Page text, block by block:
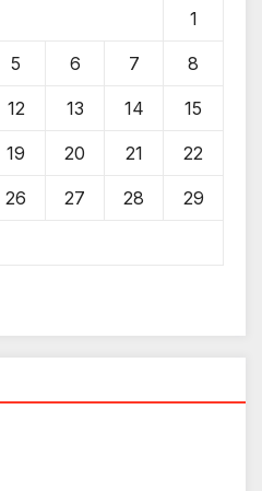
1
5 6 7 8
12 13 14 15
19 20 21 22
26 27 28 29